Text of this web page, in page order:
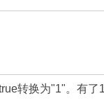
转换为"1"。有